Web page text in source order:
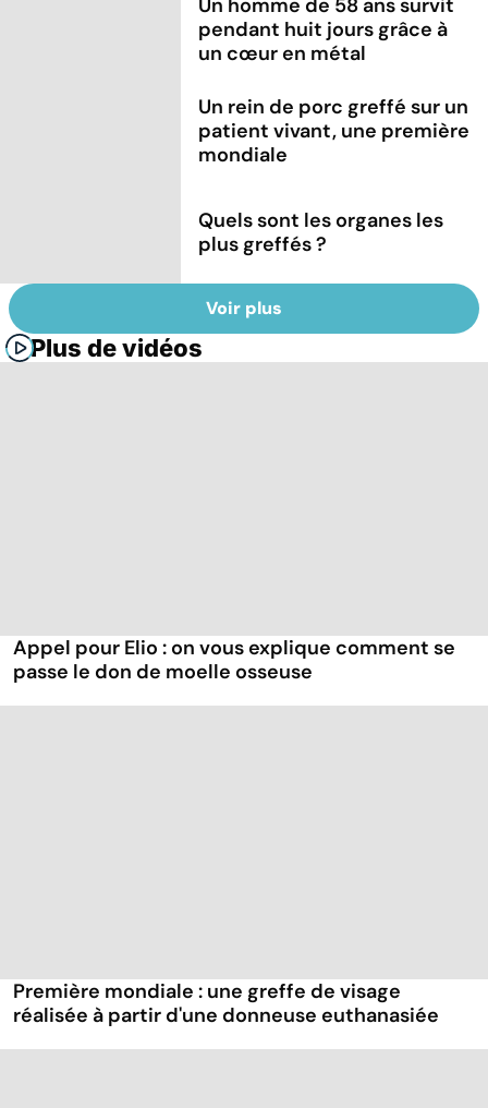
pendant huit jours grâce à
un cœur en métal
Un rein de porc greffé sur un
patient vivant, une première
mondiale
Quels sont les organes les
plus greffés ?
Voir plus
Plus de vidéos
Appel pour Elio : on vous explique comment se
passe le don de moelle osseuse
Première mondiale : une greffe de visage
réalisée à partir d'une donneuse euthanasiée